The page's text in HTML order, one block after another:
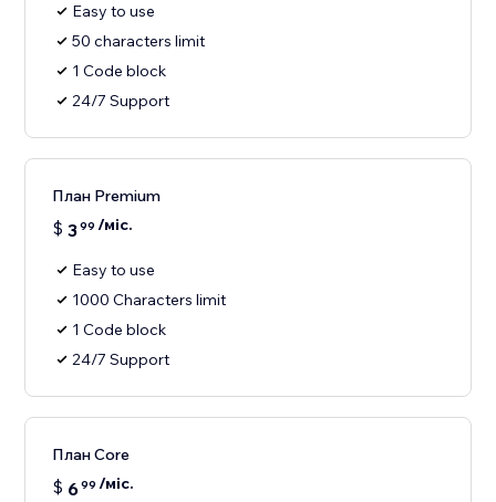
Easy to use
50 characters limit
1 Code block
24/7 Support
План Premium
$ 399 /міс.
Easy to use
1000 Characters limit
1 Code block
24/7 Support
План Core
$ 699 /міс.